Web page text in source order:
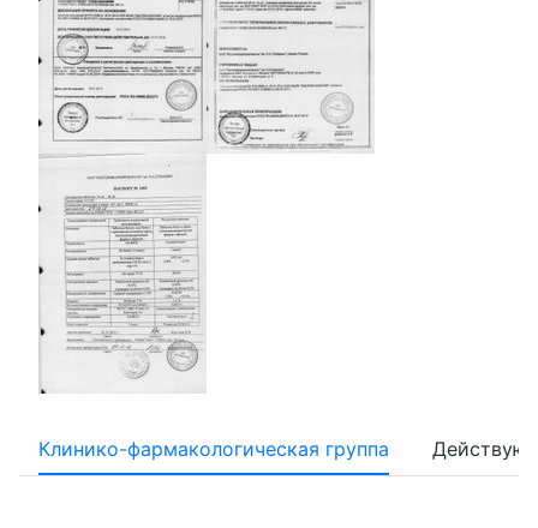
Клинико-фармакологическая группа